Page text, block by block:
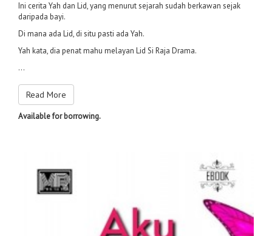
Ini cerita Yah dan Lid, yang menurut sejarah sudah berkawan sejak
daripada bayi.
Di mana ada Lid, di situ pasti ada Yah.
Yah kata, dia penat mahu melayan Lid Si Raja Drama.
...
Read More
Available for borrowing.